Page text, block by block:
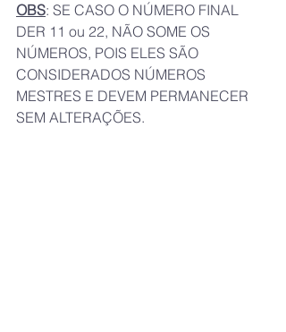
OBS: SE CASO O NÚMERO FINAL
DER 11 ou 22, NÃO SOME OS
NÚMEROS, POIS ELES SÃO
CONSIDERADOS NÚMEROS
MESTRES E DEVEM PERMANECER
SEM ALTERAÇÕES.